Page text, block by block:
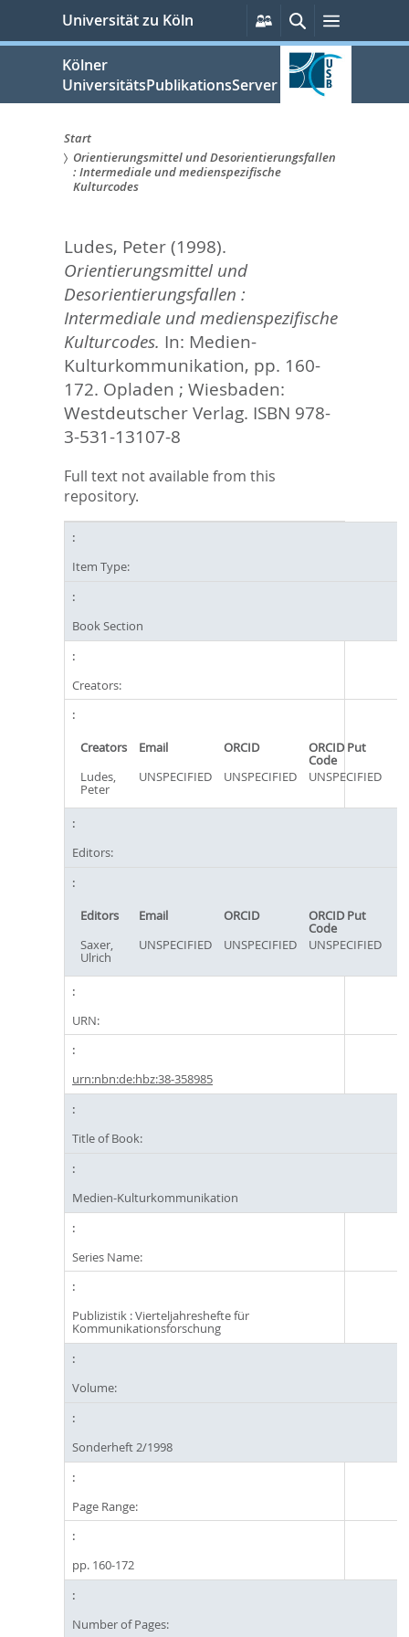
springen
Universität zu Köln
Persönliche
Services
SucheMenü
Kölner
UniversitätsPublikationsServer
Sie
hier:
Start
Orientierungsmittel und Desorientierungsfallen
: Intermediale und medienspezifische
Kulturcodes
Ludes, Peter(1998).
Orientierungsmittel und
Desorientierungsfallen :
Intermediale und medienspezifische
Kulturcodes. In: Medien-
Kulturkommunikation, pp. 160-
172. Opladen ; Wiesbaden:
Westdeutscher Verlag. ISBN 978-
3-531-13107-8
Full text not available from this
repository.
Item Type:
Book Section
Creators:
Creators Email ORCID ORCID Put
Code
Ludes,
Peter
UNSPECIFIED UNSPECIFIED UNSPECIFIED
Editors:
Editors Email ORCID ORCID Put
Code
Saxer,
Ulrich
UNSPECIFIED UNSPECIFIED UNSPECIFIED
URN:
urn:nbn:de:hbz:38-358985
Title of Book:
Medien-Kulturkommunikation
Series Name:
Publizistik : Vierteljahreshefte für
Kommunikationsforschung
Volume:
Sonderheft 2/1998
Page Range:
pp. 160-172
Number of Pages: